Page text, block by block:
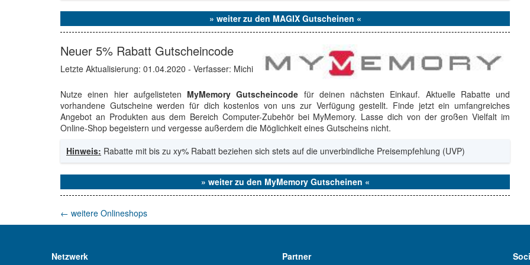
» weiter zu den MAGIX Gutscheinen «
Neuer 5% Rabatt Gutscheincode
Letzte Aktualisierung: 01.04.2020 - Verfasser: Michi
Nutze einen hier aufgelisteten MyMemory Gutscheincode für deinen nächsten Einkauf. Aktuelle Rabatte und
vorhandene Gutscheine werden für dich kostenlos von uns zur Verfügung gestellt. Finde jetzt ein umfangreiches
Angebot an Produkten aus dem Bereich Computer-Zubehör bei MyMemory. Lasse dich von der großen Vielfalt im
Online-Shop begeistern und vergesse außerdem die Möglichkeit eines Gutscheins nicht.
Hinweis: Rabatte mit bis zu xy% Rabatt beziehen sich stets auf die unverbindliche Preisempfehlung (UVP)
» weiter zu den MyMemory Gutscheinen «
← weitere Onlineshops
Netzwerk Partner